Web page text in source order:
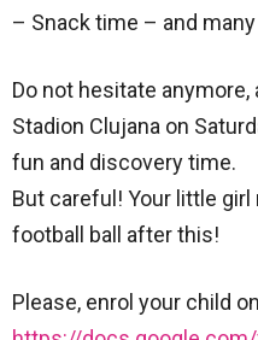
– Snack time – and
Do not hesitate
Stadion Clujana on
fun and discovery time.
But careful! Your little
football ball after this!
Please, enrol your child